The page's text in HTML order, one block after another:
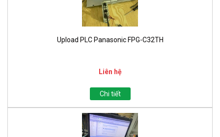
Upload PLC Panasonic FPG-C32TH
Liên hệ
Chi tiết